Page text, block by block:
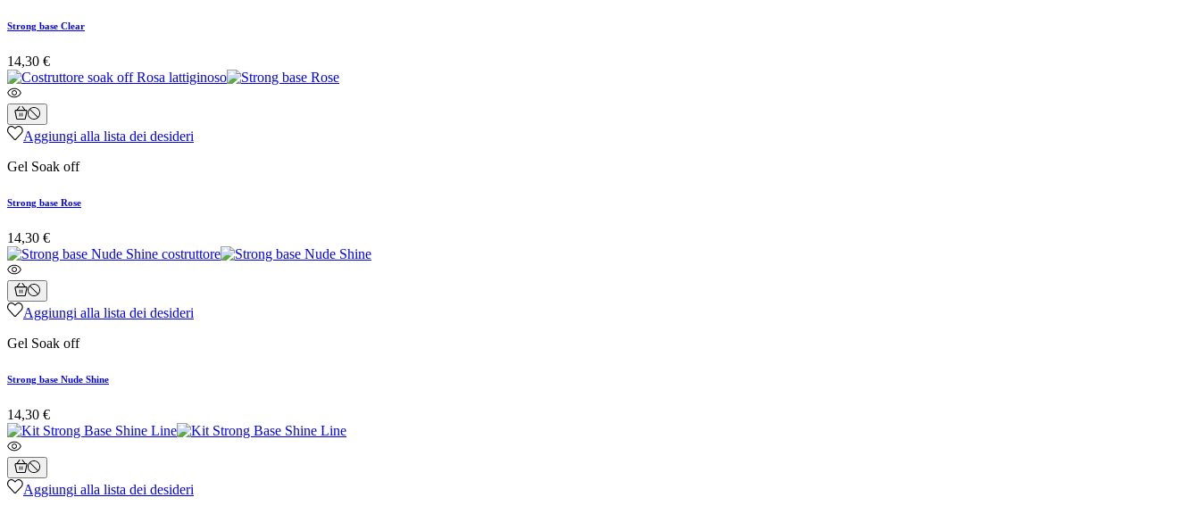
Strong base Clear
14,30 €
Aggiungi alla lista dei desideri
Gel Soak off
Strong base Rose
14,30 €
Aggiungi alla lista dei desideri
Gel Soak off
Strong base Nude Shine
14,30 €
Aggiungi alla lista dei desideri